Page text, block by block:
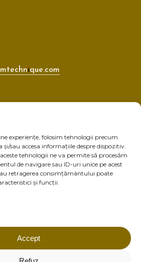
experiențe, folosim tehnologii precum
și/sau accesa informațiile despre dispozitiv.
tehnologii ne va permite să procesăm
de navigare sau ID-uri unice pe acest
retragerea consimțământului poate
și funcții.
Accept